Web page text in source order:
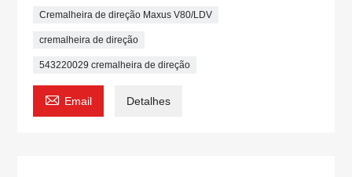
Cremalheira de direção Maxus V80/LDV
cremalheira de direção
543220029 cremalheira de direção
 Email Detalhes